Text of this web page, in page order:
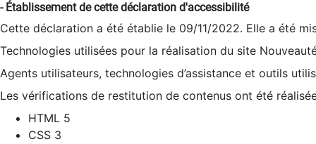
- Établissement de cette déclaration d'accessibilité
Cette déclaration a été établie le 09/11/2022. Elle a été
Technologies utilisées pour la réalisation du site
Agents utilisateurs, technologies d’assistance et outils
Les vérifications de restitution de contenus ont été
HTML 5
CSS 3